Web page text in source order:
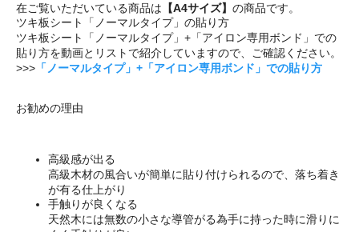
在ご覧いただいている商品は 【A4サイズ】 の商品です。
ツキ板シート「ノーマルタイプ」の貼り方
ツキ板シート「ノーマルタイプ」+「アイロン専用ボンド」での
貼り方を動画とリストで紹介していますので、ご確認ください。
>>> 「ノーマルタイプ」+「アイロン専用ボンド」での貼り方
お勧めの理由
高級感が出る
高級木材の風合いが簡単に貼り付けられるので、落ち着き
が有る仕上がり
手触りが良くなる
天然木には無数の小さな導管がる為手に持った時に滑りに